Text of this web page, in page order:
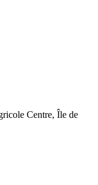
Centre, Île de